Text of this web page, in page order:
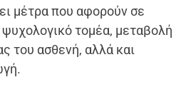
μέτρα που αφορούν σε
τομέα, μεταβολή
του ασθενή, αλλά και